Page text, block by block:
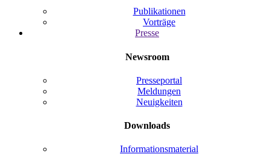
Publikationen
Vorträge
Presse
Newsroom
Presseportal
Meldungen
Neuigkeiten
Downloads
Informationsmaterial